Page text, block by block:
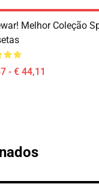
Melhor Coleção
- € 44,11